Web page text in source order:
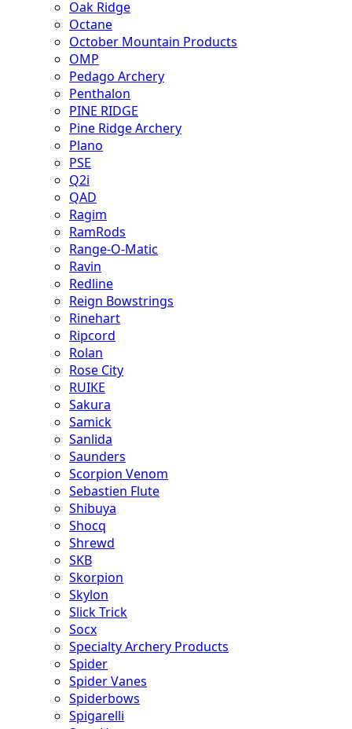
Oak Ridge
Octane
October Mountain Products
OMP
Pedago Archery
Penthalon
PINE RIDGE
Pine Ridge Archery
Plano
PSE
Q2i
QAD
Ragim
RamRods
Range-O-Matic
Ravin
Redline
Reign Bowstrings
Rinehart
Ripcord
Rolan
Rose City
RUIKE
Sakura
Samick
Sanlida
Saunders
Scorpion Venom
Sebastien Flute
Shibuya
Shocq
Shrewd
SKB
Skorpion
Skylon
Slick Trick
Socx
Specialty Archery Products
Spider
Spider Vanes
Spiderbows
Spigarelli